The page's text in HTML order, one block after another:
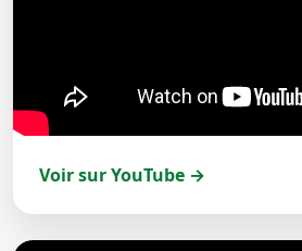
Voir sur YouTube →